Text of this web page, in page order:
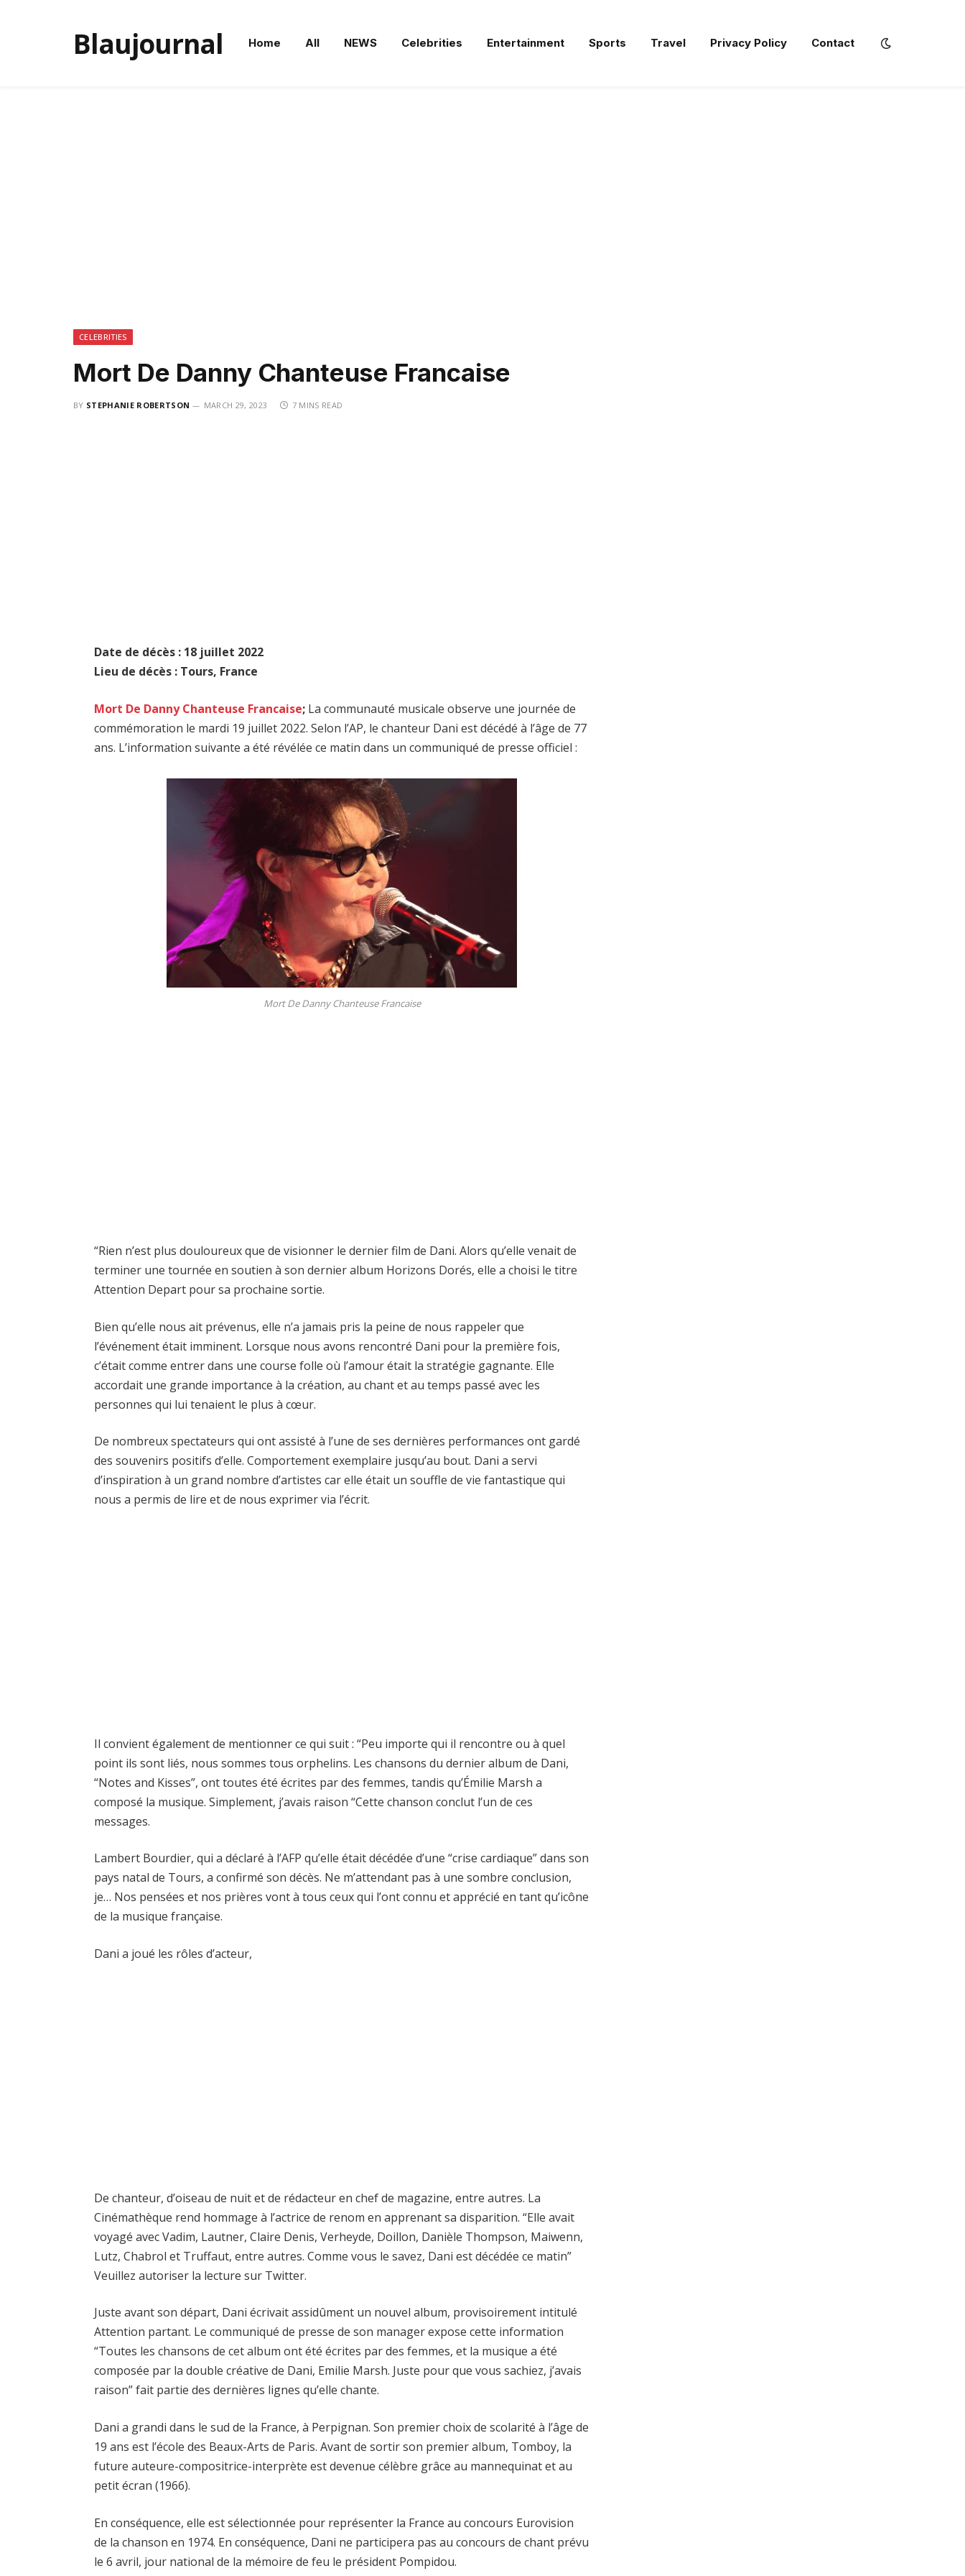
Blaujournal Home All NEWS Celebrities Entertainment Sports Travel Privacy Policy Contact
CELEBRITIES
Mort De Danny Chanteuse Francaise
BY STEPHANIE ROBERTSON MARCH 29, 2023 7 MINS READ
Date de décès : 18 juillet 2022
Lieu de décès : Tours, France
Mort De Danny Chanteuse Francaise; La communauté musicale observe une journée de
commémoration le mardi 19 juillet 2022. Selon l’AP, le chanteur Dani est décédé à l’âge de 77
ans. L’information suivante a été révélée ce matin dans un communiqué de presse officiel :
Mort De Danny Chanteuse Francaise
“Rien n’est plus douloureux que de visionner le dernier film de Dani. Alors qu’elle venait de
terminer une tournée en soutien à son dernier album Horizons Dorés, elle a choisi le titre
Attention Depart pour sa prochaine sortie.
Bien qu’elle nous ait prévenus, elle n’a jamais pris la peine de nous rappeler que
l’événement était imminent. Lorsque nous avons rencontré Dani pour la première fois,
c’était comme entrer dans une course folle où l’amour était la stratégie gagnante. Elle
accordait une grande importance à la création, au chant et au temps passé avec les
personnes qui lui tenaient le plus à cœur.
De nombreux spectateurs qui ont assisté à l’une de ses dernières performances ont gardé
des souvenirs positifs d’elle. Comportement exemplaire jusqu’au bout. Dani a servi
d’inspiration à un grand nombre d’artistes car elle était un souffle de vie fantastique qui
nous a permis de lire et de nous exprimer via l’écrit.
Il convient également de mentionner ce qui suit : “Peu importe qui il rencontre ou à quel
point ils sont liés, nous sommes tous orphelins. Les chansons du dernier album de Dani,
“Notes and Kisses”, ont toutes été écrites par des femmes, tandis qu’Émilie Marsh a
composé la musique. Simplement, j’avais raison “Cette chanson conclut l’un de ces
messages.
Lambert Bourdier, qui a déclaré à l’AFP qu’elle était décédée d’une “crise cardiaque” dans son
pays natal de Tours, a confirmé son décès. Ne m’attendant pas à une sombre conclusion,
je… Nos pensées et nos prières vont à tous ceux qui l’ont connu et apprécié en tant qu’icône
de la musique française.
Dani a joué les rôles d’acteur,
De chanteur, d’oiseau de nuit et de rédacteur en chef de magazine, entre autres. La
Cinémathèque rend hommage à l’actrice de renom en apprenant sa disparition. “Elle avait
voyagé avec Vadim, Lautner, Claire Denis, Verheyde, Doillon, Danièle Thompson, Maiwenn,
Lutz, Chabrol et Truffaut, entre autres. Comme vous le savez, Dani est décédée ce matin”
Veuillez autoriser la lecture sur Twitter.
Juste avant son départ, Dani écrivait assidûment un nouvel album, provisoirement intitulé
Attention partant. Le communiqué de presse de son manager expose cette information
“Toutes les chansons de cet album ont été écrites par des femmes, et la musique a été
composée par la double créative de Dani, Emilie Marsh. Juste pour que vous sachiez, j’avais
raison” fait partie des dernières lignes qu’elle chante.
Dani a grandi dans le sud de la France, à Perpignan. Son premier choix de scolarité à l’âge de
19 ans est l’école des Beaux-Arts de Paris. Avant de sortir son premier album, Tomboy, la
future auteure-compositrice-interprète est devenue célèbre grâce au mannequinat et au
petit écran (1966).
En conséquence, elle est sélectionnée pour représenter la France au concours Eurovision
de la chanson en 1974. En conséquence, Dani ne participera pas au concours de chant prévu
le 6 avril, jour national de la mémoire de feu le président Pompidou.